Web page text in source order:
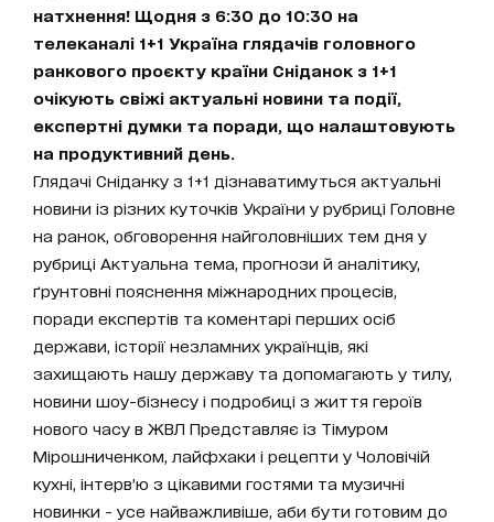
натхнення! Щодня з 6:30 до 10:30 на
телеканалі 1+1 Україна глядачів головного
ранкового проєкту країни Сніданок з 1+1
очікують свіжі актуальні новини та події,
експертні думки та поради, що налаштовують
на продуктивний день.
Глядачі Сніданку з 1+1 дізнаватимуться актуальні
новини із різних куточків України у рубриці Головне
на ранок, обговорення найголовніших тем дня у
рубриці Актуальна тема, прогнози й аналітику,
ґрунтовні пояснення міжнародних процесів,
поради експертів та коментарі перших осіб
держави, історії незламних українців, які
захищають нашу державу та допомагають у тилу,
новини шоу-бізнесу і подробиці з життя героїв
нового часу в ЖВЛ Представляє із Тімуром
Мірошниченком, лайфхаки і рецепти у Чоловічій
кухні, інтерв’ю з цікавими гостями та музичні
новинки - усе найважливіше, аби бути готовим до